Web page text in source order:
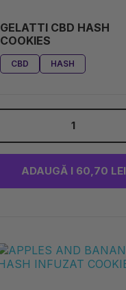
GELATTI CBD HASH
COOKIES
CBD HASH
1
ADAUGĂ I 60,70 LEI